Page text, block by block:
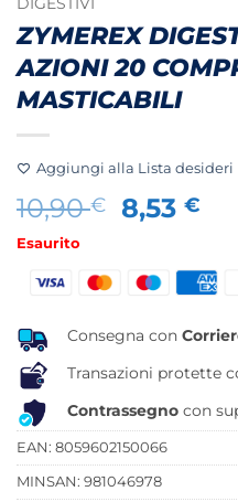
ZYMEREX
AZIONI 20
MASTICABILI
Aggiungi alla Lista desideri
10,90€
Il
era:
8,53€
è:
Esaurito
Consegna con
Transazioni protette
Contrassegno con
EAN: 8059602150066
MINSAN: 981046978